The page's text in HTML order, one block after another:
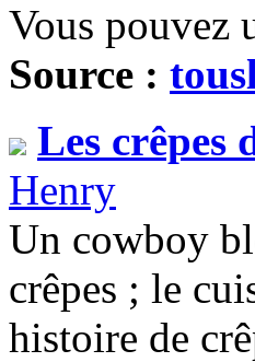
Vous pouvez
Source :
Les crêpes
Henry
Un cowboy
crêpes ; le
histoire de